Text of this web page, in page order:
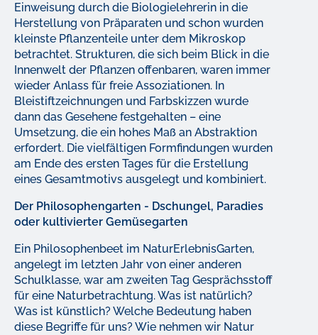
Einweisung durch die Biologielehrerin in die
Herstellung von Präparaten und schon wurden
kleinste Pflanzenteile unter dem Mikroskop
betrachtet. Strukturen, die sich beim Blick in die
Innenwelt der Pflanzen offenbaren, waren immer
wieder Anlass für freie Assoziationen. In
Bleistiftzeichnungen und Farbskizzen wurde
dann das Gesehene festgehalten – eine
Umsetzung, die ein hohes Maß an Abstraktion
erfordert. Die vielfältigen Formfindungen wurden
am Ende des ersten Tages für die Erstellung
eines Gesamtmotivs ausgelegt und kombiniert.
Der Philosophengarten - Dschungel, Paradies
oder kultivierter Gemüsegarten
Ein Philosophenbeet im NaturErlebnisGarten,
angelegt im letzten Jahr von einer anderen
Schulklasse, war am zweiten Tag Gesprächsstoff
für eine Naturbetrachtung. Was ist natürlich?
Was ist künstlich? Welche Bedeutung haben
diese Begriffe für uns? Wie nehmen wir Natur